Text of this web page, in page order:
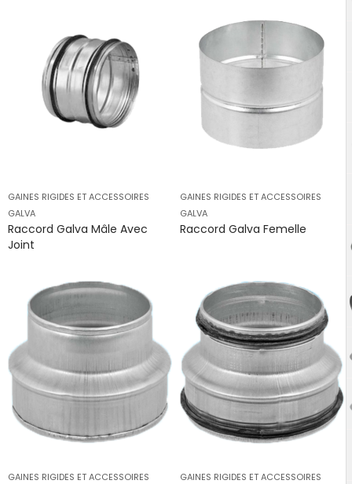
GAINES RIGIDES ET ACCESSOIRES
GALVA
Raccord Galva Mâle Avec
Joint
GAINES RIGIDES ET ACCESSOIRES
GALVA
Raccord Galva Femelle
GAINES RIGIDES ET ACCESSOIRES
GAINES RIGIDES ET ACCESSOIRES